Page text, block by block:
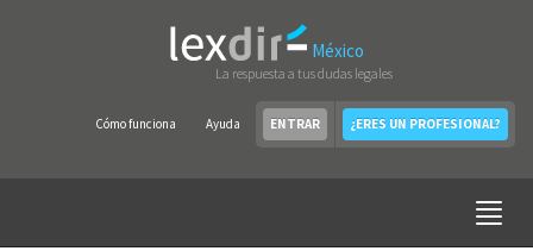
México
La respuesta a tus dudas legales
Cómo funciona Ayuda ENTRAR ¿ERES UN PROFESIONAL?